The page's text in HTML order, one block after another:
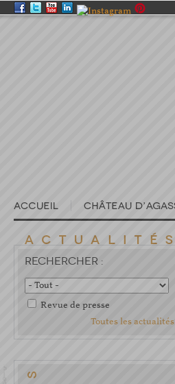
RECHERCHER :
Revue de presse
Toutes les actualités